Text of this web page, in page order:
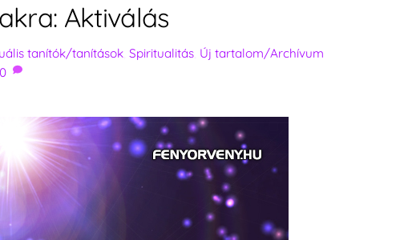
Aktiválás
tanítók/tanítások ,Spiritualitás Új tartalom/Archívum
0